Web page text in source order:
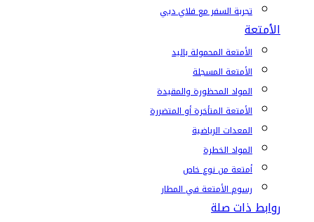
تجربة السفر مع فلاي دبي
الأمتعة
الأمتعة المحمولة باليد
الأمتعة المسجلة
المواد المحظورة والمقيدة
الأمتعة المتأخرة أو المتضررة
المعدات الرياضية
المواد الخطرة
أمتعة من نوع خاص
رسوم الأمتعة في المطار
روابط ذات صلة